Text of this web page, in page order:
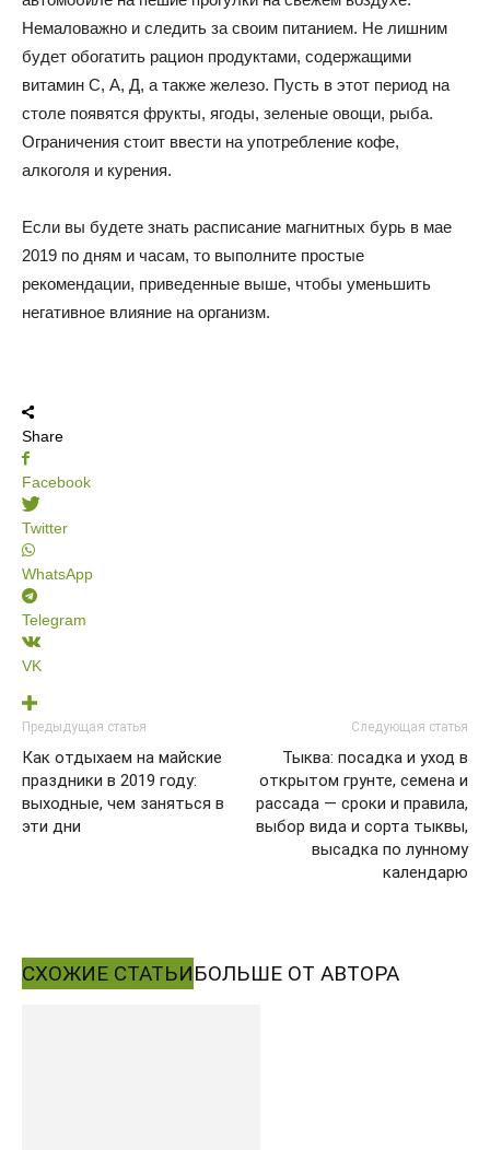
Немаловажно и следить за своим питанием. Не лишним
будет обогатить рацион продуктами, содержащими
витамин С, А, Д, а также железо. Пусть в этот период на
столе появятся фрукты, ягоды, зеленые овощи, рыба.
Ограничения стоит ввести на употребление кофе,
алкоголя и курения.
Если вы будете знать расписание магнитных бурь в мае
2019 по дням и часам, то выполните простые
рекомендации, приведенные выше, чтобы уменьшить
негативное влияние на организм.
Share
Facebook
Twitter
WhatsApp
Telegram
VK
Предыдущая статья
Как отдыхаем на майские
праздники в 2019 году:
выходные, чем заняться в
эти дни
Следующая статья
Тыква: посадка и уход в
открытом грунте, семена и
рассада — сроки и правила,
выбор вида и сорта тыквы,
высадка по лунному
календарю
СХОЖИЕ СТАТЬИБОЛЬШЕ ОТ АВТОРА